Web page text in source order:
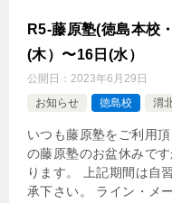
R5-藤原塾(徳島本校
(木）〜16日(水）
公開日： 2023年6月29日
お知らせ
徳島校 渭
いつも藤原塾をご利用
の藤原塾のお盆休みで
ります。 上記期間は自
承下さい。 ライン・メ